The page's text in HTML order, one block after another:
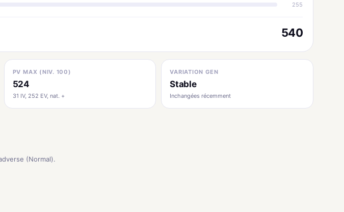
255
540
PV MAX (NIV. 100)
524
31 IV, 252 EV, nat. +
VARIATION GEN
Stable
Inchangées récemment
(Normal).